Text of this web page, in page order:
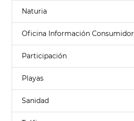
Naturia
Oficina Información Consumidor
Participación
Playas
Sanidad